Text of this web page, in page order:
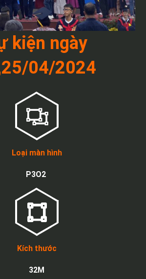
kiện ngày
04/2024
Loại màn hình
P3O2
Kích thước
32M